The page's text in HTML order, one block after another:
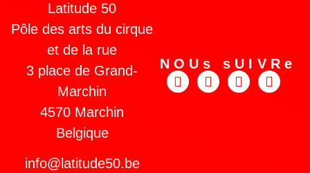
Latitude 50
Pôle des arts du cirque
et de la rue
3 place de Grand-
Marchin
4570 Marchin
Belgique
info@latitude50.be
NOUs sUIVRe